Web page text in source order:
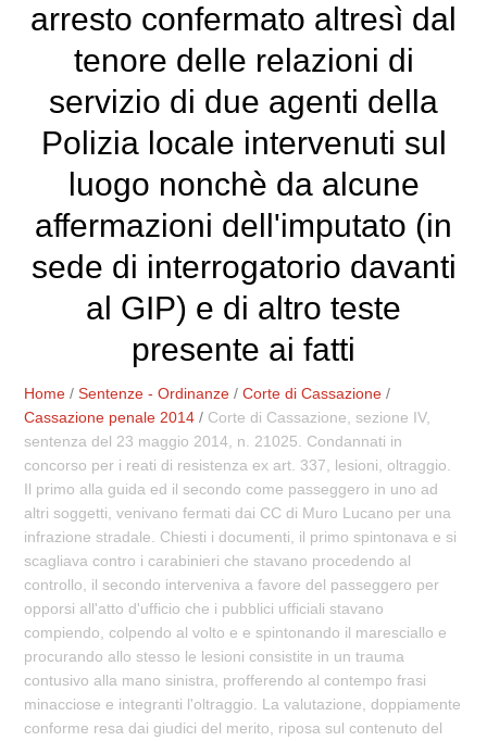
arresto confermato altresì dal
tenore delle relazioni di
servizio di due agenti della
Polizia locale intervenuti sul
luogo nonchè da alcune
affermazioni dell'imputato (in
sede di interrogatorio davanti
al GIP) e di altro teste
presente ai fatti
Home /Sentenze - Ordinanze /Corte di Cassazione /
Cassazione penale 2014 / Corte di Cassazione, sezione IV,
sentenza del 23 maggio 2014, n. 21025. Condannati in
concorso per i reati di resistenza ex art. 337, lesioni, oltraggio.
Il primo alla guida ed il secondo come passeggero in uno ad
altri soggetti, venivano fermati dai CC di Muro Lucano per una
infrazione stradale. Chiesti i documenti, il primo spintonava e si
scagliava contro i carabinieri che stavano procedendo al
controllo, il secondo interveniva a favore del passeggero per
opporsi all'atto d'ufficio che i pubblici ufficiali stavano
compiendo, colpendo al volto e e spintonando il maresciallo e
procurando allo stesso le lesioni consistite in un trauma
contusivo alla mano sinistra, profferendo al contempo frasi
minacciose e integranti l'oltraggio. La valutazione, doppiamente
conforme resa dai giudici del merito, riposa sul contenuto del